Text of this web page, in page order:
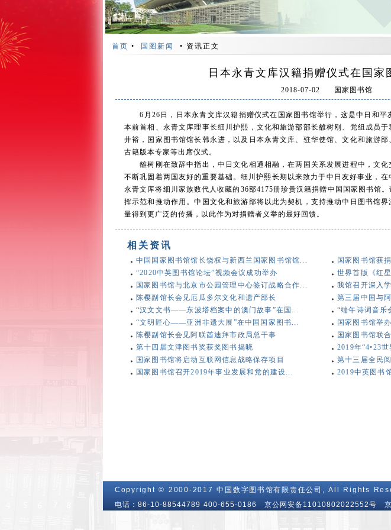
首页 • 国图新闻 • 资讯正文
日本永青文库汉籍捐赠仪式在国家
2018-07-02 国家图书馆
6月26日，日本永青文库汉籍捐赠仪式在国家图书馆举行，这是中日和平
本前首相、永青文库理事长细川护熙，文化和旅游部部长雒树刚、党组成员
井裕，国家图书馆馆长韩永进，以及日本永青文库、驻华使馆、文化和旅游部
古籍版本专家等出席仪式。
雒树刚在致辞中指出，中日文化相通相融，在两国关系发展进程中，文化
不断巩固着两国友好的重要基础。细川护熙长期以来致力于中日友好事业，
永青文库将细川家族数代人收藏的36部4175册珍贵汉籍捐赠中国国家图书馆
挥示范和推动作用。中国文化和旅游部将以此为契机，支持推动中日图书馆
量得到更广泛的传播，以此作为对捐赠者义举的最好回馈。
相关资讯
中国国家图书馆馆长饶权与新西兰国家图书馆馆...
“2020中英图书馆论坛”视频会议成功举办
国家图书馆与北京市公园管理中心签订战略合作...
陈樱副馆长会见厄瓜多尔文化和遗产部长
“汉文文书——东波塔档案中的澳门故事”在国...
“文明匠心——亚洲非遗大展”在中国国家图书...
陈樱副馆长会见阿联酋迪拜市政局总干事
第十四届文津图书奖获奖图书揭晓
国家图书馆将启动互联网信息战略保存项目
国家图书馆召开2019年事业发展和党的建设...
国家图书馆获
世界首版《红
我馆召开深入
第三届中国与
“端午诗词音乐
国家图书馆举
国家图书馆联
2019年“4•23
第十三届全民
2019中英图书
Copyright © 2000-2017 中国数字图书馆有限责任公司, All Rights
电话：86-10-88544789 400-655-0186 京公网安备11010802022552号